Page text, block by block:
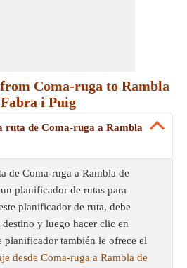
Coma-ruga to Rambla
i Puig
ruta de Coma-ruga a Rambla
de Coma-ruga a Rambla de
planificador de rutas para
planificador de ruta, debe
y luego hacer clic en
planificador también le ofrece el
desde Coma-ruga a Rambla de